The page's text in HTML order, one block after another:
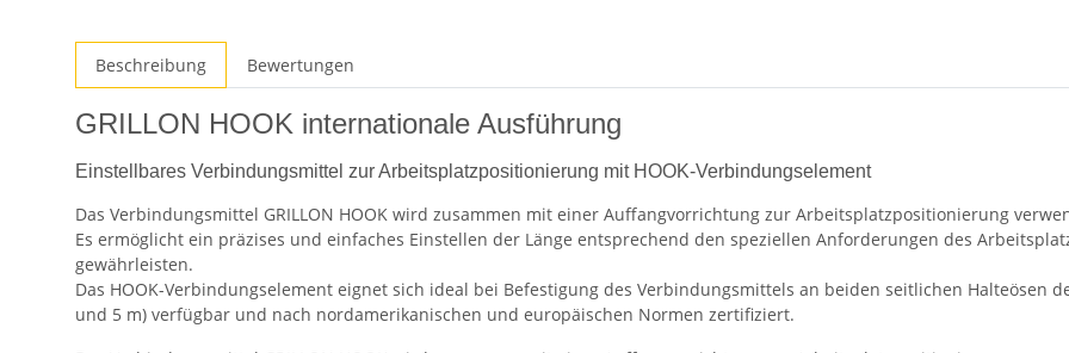
Beschreibung Bewertungen
GRILLON HOOK internationale Ausführung
Einstellbares Verbindungsmittel zur Arbeitsplatzpositionierung mit HOOK-Verbindungselement
Das Verbindungsmittel GRILLON HOOK wird zusammen mit einer Auffangvorrichtung zur Arbeitsplatzpositionierung
Es ermöglicht ein präzises und einfaches Einstellen der Länge entsprechend den speziellen Anforderungen des
gewährleisten.
Das HOOK-Verbindungselement eignet sich ideal bei Befestigung des Verbindungsmittels an beiden seitlichen Halteösen
und 5 m) verfügbar und nach nordamerikanischen und europäischen Normen zertifiziert.